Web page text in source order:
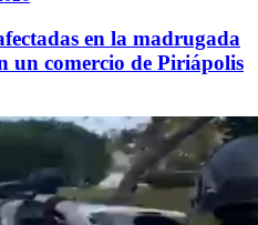
en la madrugada
un comercio de Piriápolis